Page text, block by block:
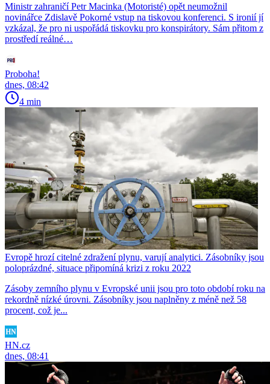
Ministr zahraničí Petr Macinka (Motoristé) opět neumožnil
novinářce Zdislavě Pokorné vstup na tiskovou konferenci. S ironií jí
vzkázal, že pro ni uspořádá tiskovku pro konspirátory. Sám přitom z
prostředí reálné…
Proboha!
dnes, 08:42
4 min
Evropě hrozí citelné zdražení plynu, varují analytici. Zásobníky jsou
poloprázdné, situace připomíná krizi z roku 2022
Zásoby zemního plynu v Evropské unii jsou pro toto období roku na
rekordně nízké úrovni. Zásobníky jsou naplněny z méně než 58
procent, což je...
HN.cz
dnes, 08:41